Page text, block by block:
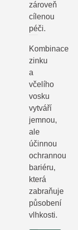
zároveň
cílenou
péči.
Kombinace
zinku
a
včelího
vosku
vytváří
jemnou,
ale
účinnou
ochrannou
bariéru,
která
zabraňuje
působení
vlhkosti.